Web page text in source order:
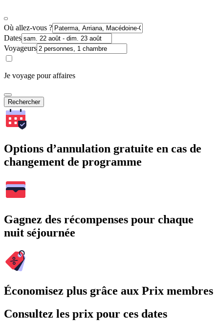
Où allez-vous ?
Dates
Voyageurs
Je voyage pour affaires
Rechercher
Options d’annulation gratuite en cas de
changement de programme
Gagnez des récompenses pour chaque
nuit séjournée
Économisez plus grâce aux Prix membres
Consultez les prix pour ces dates